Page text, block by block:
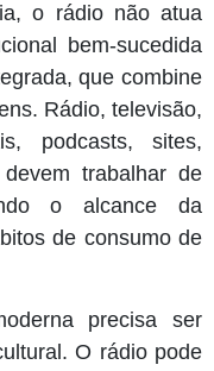
o rádio não atua
bem-sucedida
que combine
Rádio, televisão,
podcasts, sites,
trabalhar de
o alcance da
de consumo de
precisa ser
O rádio pode